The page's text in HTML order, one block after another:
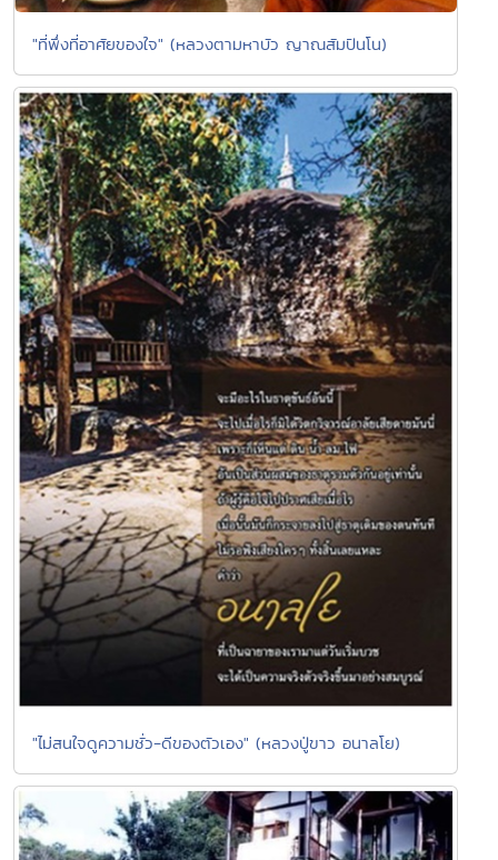
"ที่พึ่งที่อาศัยของใจ" (หลวงตามหาบัว ญาณสัมปันโน)
"ไม่สนใจดูความชั่ว-ดีของตัวเอง" (หลวงปู่ขาว อนาลโย)